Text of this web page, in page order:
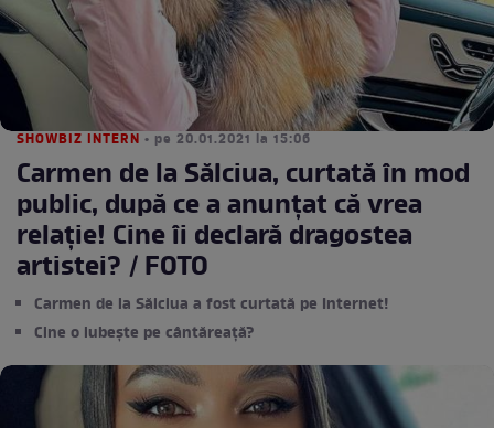
SHOWBIZ INTERN • pe 20.01.2021 la 15:06
Carmen de la Sălciua, curtată în mod
public, după ce a anunțat că vrea
relație! Cine îi declară dragostea
artistei? / FOTO
Carmen de la Sălciua a fost curtată pe Internet!
Cine o iubește pe cântăreață?